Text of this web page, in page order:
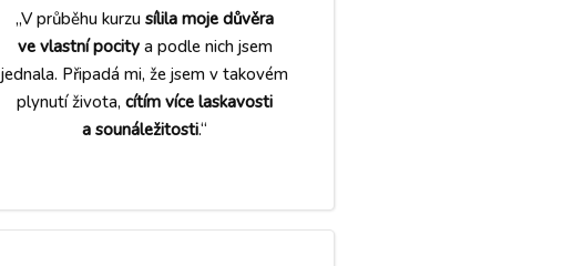
„V průběhu kurzusílila moje důvěra
ve vlastní pocitya podle nich jsem
jednala. Připadá mi, že jsem v takovém
plynutí života,cítím více laskavosti
a sounáležitosti.“